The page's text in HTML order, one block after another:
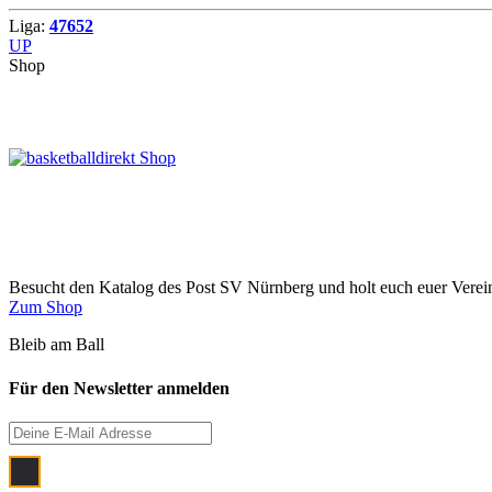
Liga: 47652
UP
Shop
Besucht den Katalog des Post SV Nürnberg und holt euch euer
Zum Shop
Bleib am Ball
Für den Newsletter anmelden